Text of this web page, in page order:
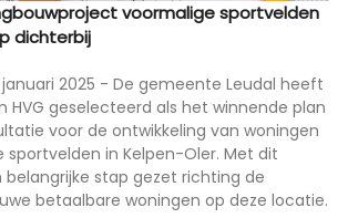
voormalige sportvelden
dichterbij
2025 - De gemeente Leudal heeft
HVG geselecteerd als het winnende plan
voor de ontwikkeling van woningen
sportvelden in Kelpen-Oler. Met dit
stap gezet richting de
betaalbare woningen op deze locatie.